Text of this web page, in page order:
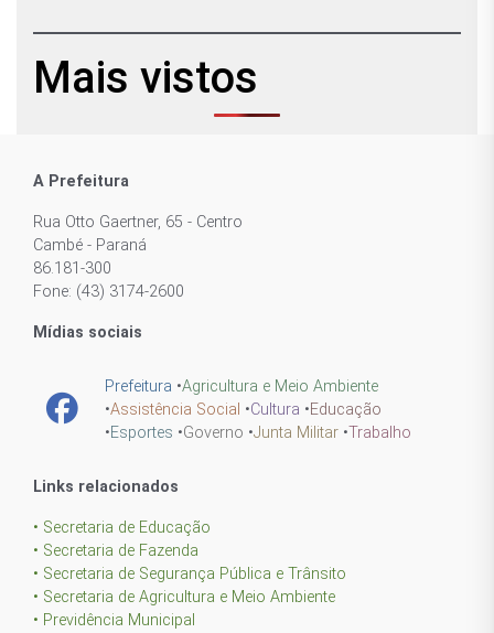
Mais vistos
A Prefeitura
Rua Otto Gaertner, 65 - Centro
Cambé - Paraná
86.181-300
Fone: (43) 3174-2600
Mídias sociais
Prefeitura •Agricultura e Meio Ambiente
•Assistência Social •Cultura •Educação
•Esportes •Governo •Junta Militar •Trabalho
Links relacionados
• Secretaria de Educação
• Secretaria de Fazenda
• Secretaria de Segurança Pública e Trânsito
• Secretaria de Agricultura e Meio Ambiente
• Previdência Municipal